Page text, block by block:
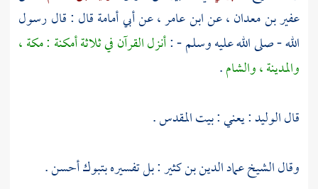
عفير بن معدان ،عنابن عامر ،عنأبي أمامةقال : قال رسول
الله - صلى الله عليه وسلم - :أنزل القرآن في ثلاثة أمكنة :مكة،
والمدينة،والشام.
قالالوليد: يعني :بيت المقدس.
وقالالشيخ عماد الدين بن كثير: بل تفسيرهبتبوكأحسن .